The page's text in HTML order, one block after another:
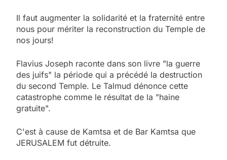
Il faut augmenter la solidarité et la fraternité entre
nous pour mériter la reconstruction du Temple de
nos jours!
Flavius Joseph raconte dans son livre "la guerre
des juifs" la période qui a précédé la destruction
du second Temple. Le Talmud dénonce cette
catastrophe comme le résultat de la "haine
gratuite".
C'est à cause de Kamtsa et de Bar Kamtsa que
JERUSALEM fut détruite.